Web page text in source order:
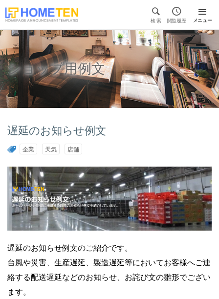

検 索

閲覧履歴 メニュー

ショップ用例文
遅延のお知らせ例文
企業 天気 店舗
遅延のお知らせ例文のご紹介です。
台風や災害、生産遅延、製造遅延等においてお客様へご連
絡する配送遅延などのお知らせ、お詫び文の雛形でござい
ます。